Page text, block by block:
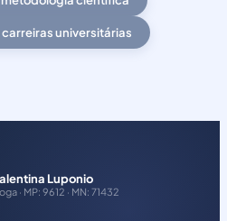
universitárias
Luponio
· MP: 9612 · MN: 71432